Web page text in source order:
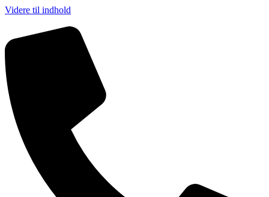
Videre til indhold